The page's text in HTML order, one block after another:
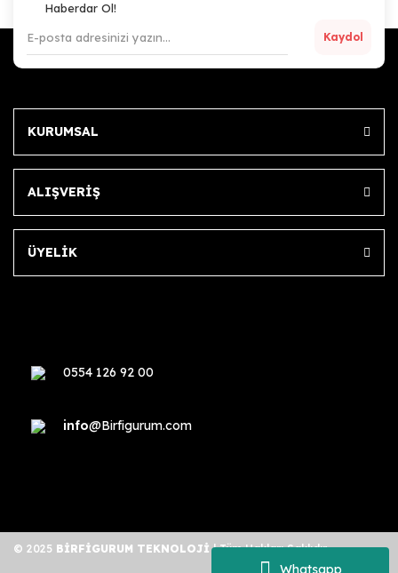
Whatsapp
Haberdar Ol!
Kaydol
KURUMSAL
ALIŞVERİŞ
ÜYELİK
0554 126 92 00
info@Birfigurum.com
© 2025 BİRFİGURUM TEKNOLOJİ| Tüm Hakları Saklıdır.